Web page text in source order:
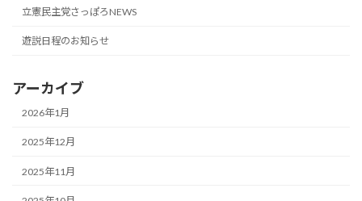
立憲民主党さっぽろNEWS
遊説日程のお知らせ
アーカイブ
2026年1月
2025年12月
2025年11月